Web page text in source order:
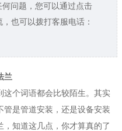
问题，您可以通过点击
也可以拨打客服电话：
兰
个词语都会比较陌生。其实
是管道安装，还是设备安装
知道这几点，你才算真的了